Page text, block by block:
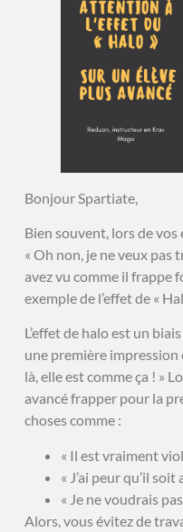
Bonjour Spartiate,
Bien souvent, lors de
« Oh non, je ne veux pas
avez vu comme il frappe
exemple de l’effet de «
L’effet de halo est un
une première impression
là, elle est comme ça ! »
avancé frapper pour la
choses comme :
« Il est vraiment
« J’ai peur qu’il
« Je ne voudrais
Alors, vous évitez de